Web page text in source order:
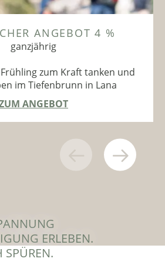
ANGEBOT 4 %
ganzjährig
zum Kraft tanken und
im Tiefenbrunn in Lana
ANGEBOT
ERLEBEN.
SPÜREN.